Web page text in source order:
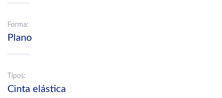
Forma:
Plano
Tipos:
Cinta elástica